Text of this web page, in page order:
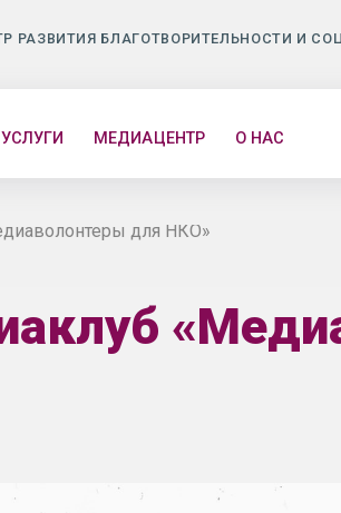
РАЗВИТИЯ БЛАГОТВОРИТЕЛЬНОСТИ И
УСЛУГИ МЕДИАЦЕНТР О НАС
для НКО»